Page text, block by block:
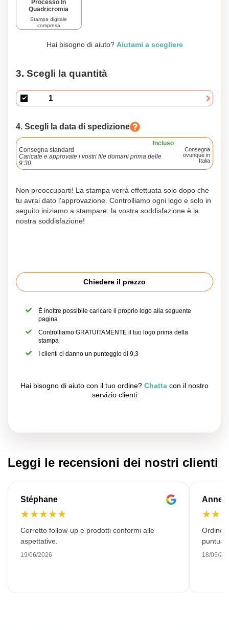
Processo In
Quadricromia
Stampa digitale
compresa
160 x 230 mm
Hai bisogno di aiuto? Aiutami a scegliere
3. Scegli la quantità
4. Scegli la data di spedizione
Incluso
Consegna standard
Caricate e approvate i vostri file domani prima delle
9:30.
Consegna
ovunque in
Italia
Non preoccuparti! La stampa verrà effettuata solo dopo che
tu avrai dato l'approvazione. Controlliamo ogni logo e solo in
seguito iniziamo a stampare: la vostra soddisfazione è la
nostra soddisfazione!
Chiedere il prezzo
È inoltre possibile caricare il proprio logo alla seguente
pagina
Controlliamo GRATUITAMENTE il tuo logo prima della
stampa
I clienti ci danno un punteggio di 9,3
Hai bisogno di aiuto con il tuo ordine? Chatta con il nostro
servizio clienti
Leggi le recensioni dei nostri clienti
Stéphane
★★★★★
Corretto follow-up e prodotti conformi alle
aspettative.
19/06/2026
Anne-
★★
Ordine
18/06/